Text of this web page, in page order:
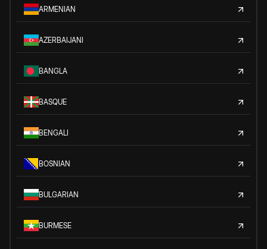
ARMENIAN
AZERBAIJANI
BANGLA
BASQUE
BENGALI
BOSNIAN
BULGARIAN
BURMESE